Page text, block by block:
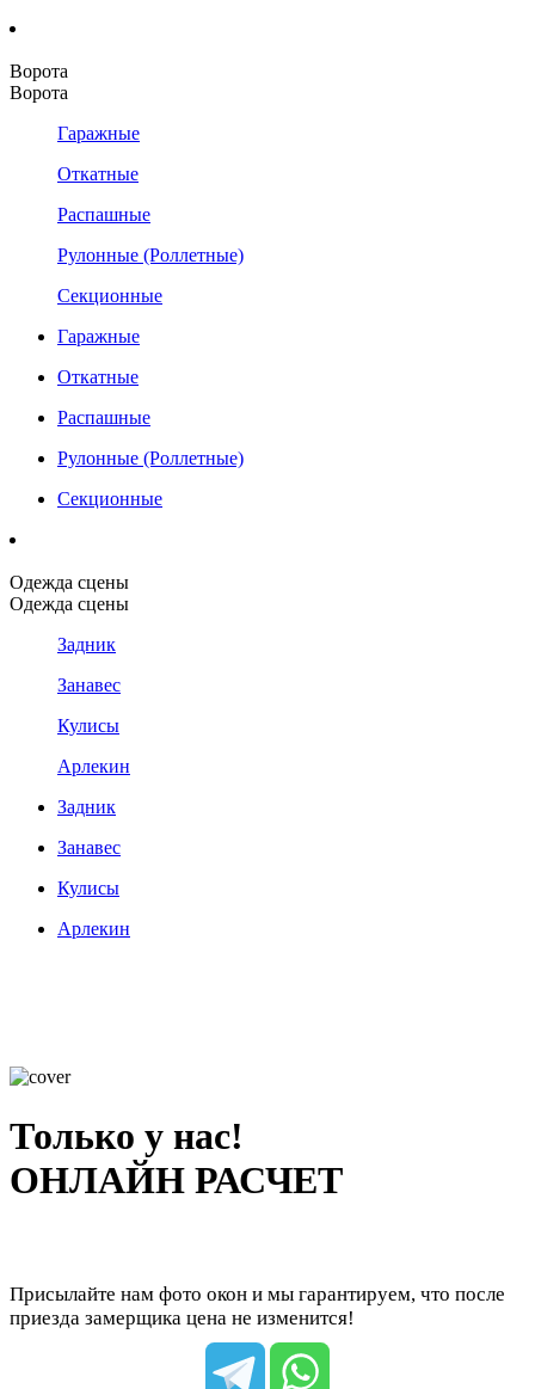
Ворота
Ворота
Гаражные
Откатные
Распашные
Рулонные (Роллетные)
Секционные
Гаражные
Откатные
Распашные
Рулонные (Роллетные)
Секционные
Одежда сцены
Одежда сцены
Задник
Занавес
Кулисы
Арлекин
Задник
Занавес
Кулисы
Арлекин
Только у нас!
ОНЛАЙН РАСЧЕТ
Присылайте нам фото окон и мы гарантируем, что после
приезда замерщика цена не изменится!